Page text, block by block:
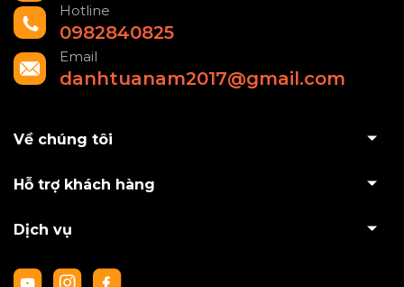
Hotline
0982840825
Email
danhtuanam2017@gmail.com
Về chúng tôi
Hỗ trợ khách hàng
Dịch vụ